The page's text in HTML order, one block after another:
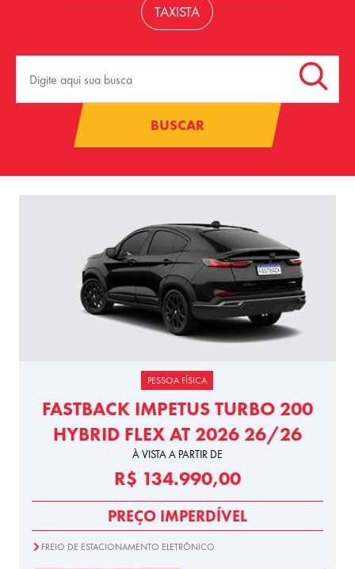
TAXISTA
BUSCAR
PESSOA FÍSICA
FASTBACK IMPETUS TURBO 200
HYBRID FLEX AT 2026 26/26
À VISTA A PARTIR DE
R$ 134.990,00
PREÇO IMPERDÍVEL
FREIO DE ESTACIONAMENTO ELETRÔNICO